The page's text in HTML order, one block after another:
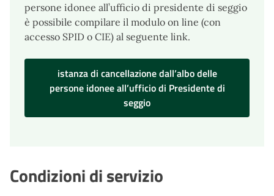
persone idonee all’ufficio di presidente di seggio
è possibile compilare il modulo on line (con
accesso SPID o CIE) al seguente link.
istanza di cancellazione dall’albo delle
persone idonee all’ufficio di Presidente di
seggio
Condizioni di servizio